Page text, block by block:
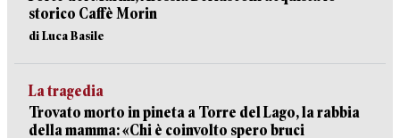
storico Caffè Morin
di Luca Basile
La tragedia
Trovato morto in pineta a Torre del Lago, la rabbia
della mamma: «Chi è coinvolto spero bruci